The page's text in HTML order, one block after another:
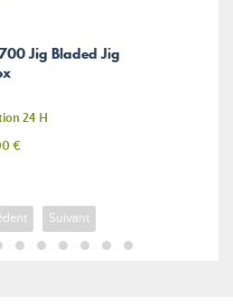
Jig Bladed Jig
24 H
€
Suivant